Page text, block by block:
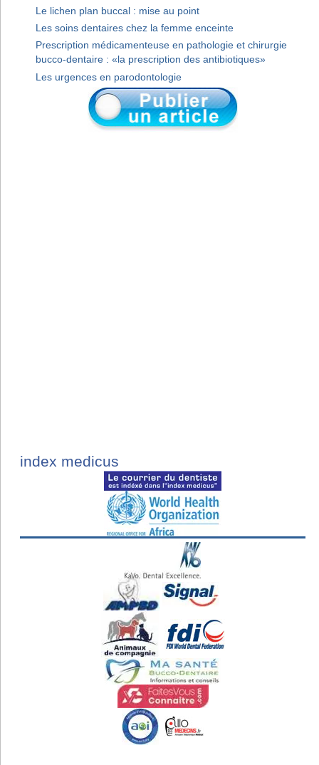
Le lichen plan buccal : mise au point
Les soins dentaires chez la femme enceinte
Prescription médicamenteuse en pathologie et chirurgie
bucco-dentaire : «la prescription des antibiotiques»
Les urgences en parodontologie
index medicus